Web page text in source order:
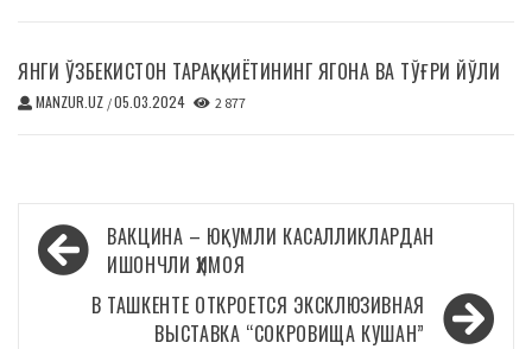
ЯНГИ ЎЗБЕКИСТОН ТАРАҚҚИЁТИНИНГ ЯГОНА ВА ТЎҒРИ ЙЎЛИ
MANZUR.UZ /05.03.2024 2 877
Навигация
по
записям
ВАКЦИНА – ЮҚУМЛИ КАСАЛЛИКЛАРДАН
ИШОНЧЛИ ҲИМОЯ
В ТАШКЕНТЕ ОТКРОЕТСЯ ЭКСКЛЮЗИВНАЯ
ВЫСТАВКА “СОКРОВИЩА КУШАН”